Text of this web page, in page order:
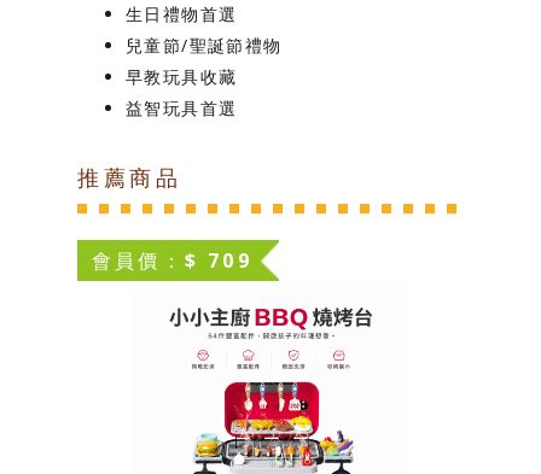
生日禮物首選
兒童節/聖誕節禮物
早教玩具收藏
益智玩具首選
推薦商品
會員價：$ 709